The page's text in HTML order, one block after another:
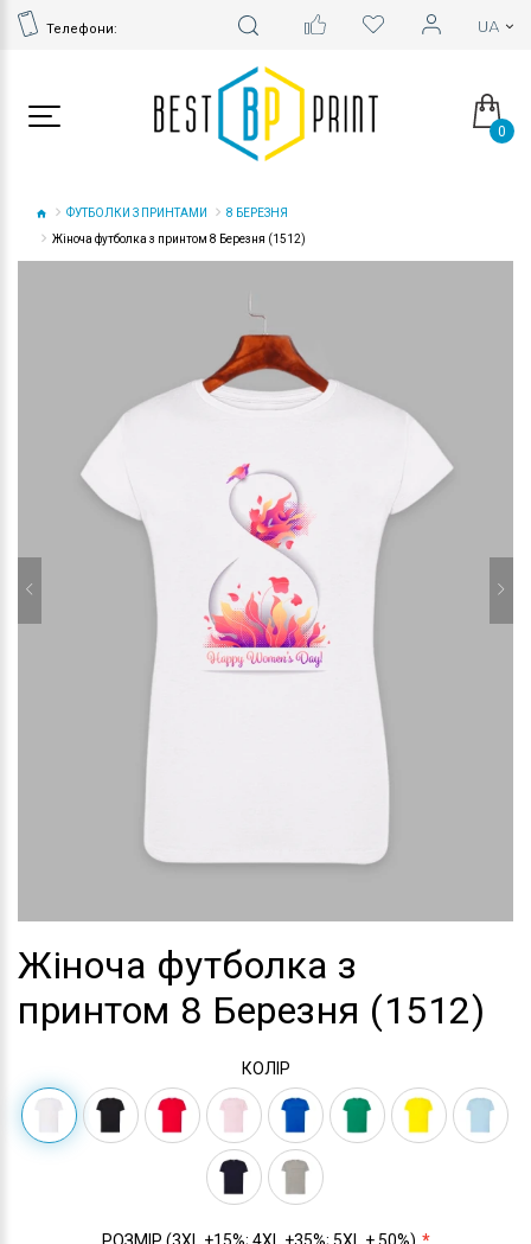
Телефони:
0
ФУТБОЛКИ З ПРИНТАМИ
8 БЕРЕЗНЯ
Жіноча футболка з принтом 8 Березня (1512)
Жіноча футболка з
принтом 8 Березня (1512)
КОЛІР
РОЗМІР (3XL +15%; 4XL +35%; 5XL + 50%)